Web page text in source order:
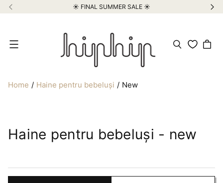
☀️ FINAL SUMMER SALE ☀️
Meniu
Home Haine pentru bebeluși New
Haine pentru bebeluși - new